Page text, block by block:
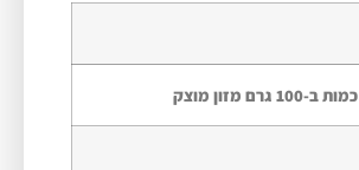
כמות ב-100 גרם מזון מוצק